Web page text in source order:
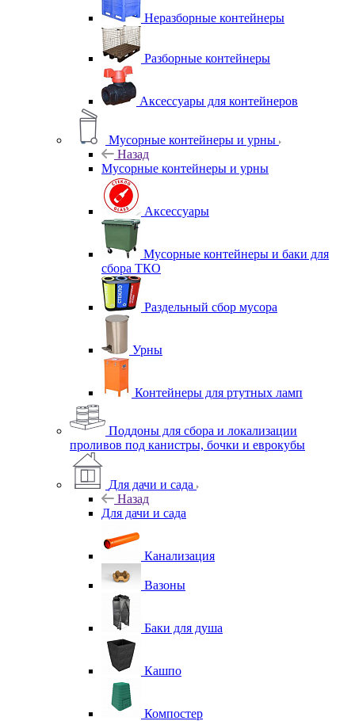
Неразборные контейнеры
Разборные контейнеры
Аксессуары для контейнеров
Мусорные контейнеры и урны
Назад
Мусорные контейнеры и урны
Аксессуары
Мусорные контейнеры и баки для
сбора ТКО
Раздельный сбор мусора
Урны
Контейнеры для ртутных ламп
Поддоны для сбора и локализации
проливов под канистры, бочки и еврокубы
Для дачи и сада
Назад
Для дачи и сада
Канализация
Вазоны
Баки для душа
Кашпо
Компостер